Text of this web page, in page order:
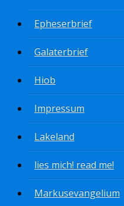
Epheserbrief
Galaterbrief
Hiob
Impressum
Lakeland
lies mich! read me!
Markusevangelium